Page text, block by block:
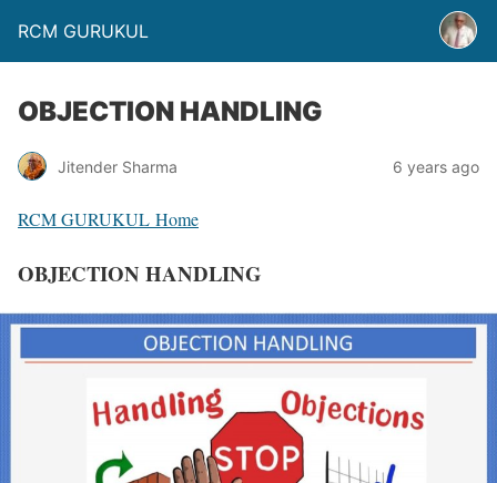
RCM GURUKUL
OBJECTION HANDLING
Jitender Sharma 6 years ago
RCM GURUKUL Home
OBJECTION HANDLING